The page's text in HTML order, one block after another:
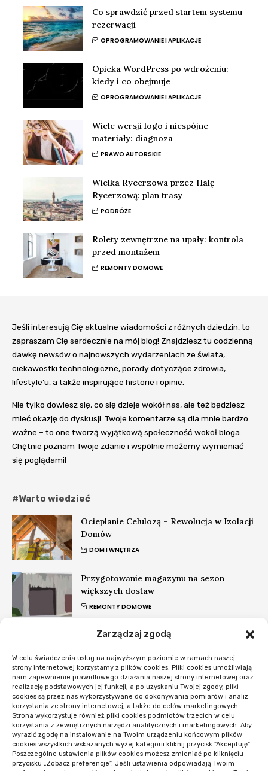
Zarządzaj zgodą
W celu świadczenia usług na najwyższym poziomie w ramach naszej
strony internetowej korzystamy z plików cookies. Pliki cookies umożliwiają
nam zapewnienie prawidłowego działania naszej strony internetowej oraz
realizację podstawowych jej funkcji, a po uzyskaniu Twojej zgody, pliki
cookies są przez nas wykorzystywane do dokonywania pomiarów i analiz
korzystania ze strony internetowej, a także do celów marketingowych.
Strona wykorzystuje również pliki cookies podmiotów trzecich w celu
korzystania z zewnętrznych narzędzi analitycznych i marketingowych. Aby
wyrazić zgodę na instalowanie na Twoim urządzeniu końcowym plików
cookies wszystkich wskazanych wyżej kategorii kliknij przycisk "Akceptuję".
Poszczególne ustawienia plików cookies możesz zmieniać po kliknięciu
przycisku „Zobacz preferencje”. Jeśli ustawienia odpowiadają Twoim
Co sprawdzić przed startem systemu
rezerwacji
OPROGRAMOWANIE I APLIKACJE
Opieka WordPress po wdrożeniu:
kiedy i co obejmuje
OPROGRAMOWANIE I APLIKACJE
Wiele wersji logo i niespójne
materiały: diagnoza
PRAWO AUTORSKIE
Wielka Rycerzowa przez Halę
Rycerzową: plan trasy
PODRÓŻE
Rolety zewnętrzne na upały: kontrola
przed montażem
REMONTY DOMOWE
Jeśli interesują Cię aktualne wiadomości z różnych dziedzin, to
zapraszam Cię serdecznie na mój blog! Znajdziesz tu codzienną
dawkę newsów o najnowszych wydarzeniach ze świata,
ciekawostki technologiczne, porady dotyczące zdrowia,
lifestyle’u, a także inspirujące historie i opinie.
Nie tylko dowiesz się, co się dzieje wokół nas, ale też będziesz
mieć okazję do dyskusji. Twoje komentarze są dla mnie bardzo
ważne – to one tworzą wyjątkową społeczność wokół bloga.
Chętnie poznam Twoje zdanie i wspólnie możemy wymieniać
się poglądami!
#Warto wiedzieć
Ocieplanie Celulozą – Rewolucja w Izolacji
Domów
DOM I WNĘTRZA
Przygotowanie magazynu na sezon
większych dostaw
REMONTY DOMOWE
Szamba betonowe – co musisz wiedzieć o
DOM I WNĘTRZA
#Nowości
Co sprawdzić przed startem systemu
rezerwacji
OPROGRAMOWANIE I APLIKACJE